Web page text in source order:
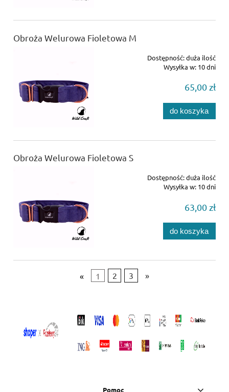
Obroża Welurowa Fioletowa M
Dostępność:duża ilość
Wysyłka w: 10 dni
65,00 zł
do koszyka
Obroża Welurowa Fioletowa S
Dostępność:duża ilość
Wysyłka w: 10 dni
63,00 zł
do koszyka
« 1 2 3 »
Pomoc